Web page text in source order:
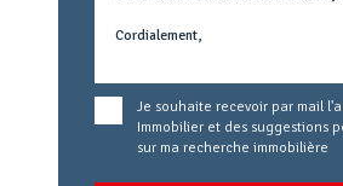
Je souhaite recevoir par mail
Immobilier et des suggestions
sur ma recherche immobilière